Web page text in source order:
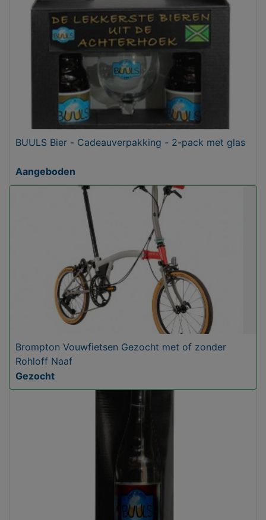
BUULS Bier - Cadeauverpakking - 2-pack met glas
Aangeboden
Brompton Vouwfietsen Gezocht met of zonder
Rohloff Naaf
Gezocht